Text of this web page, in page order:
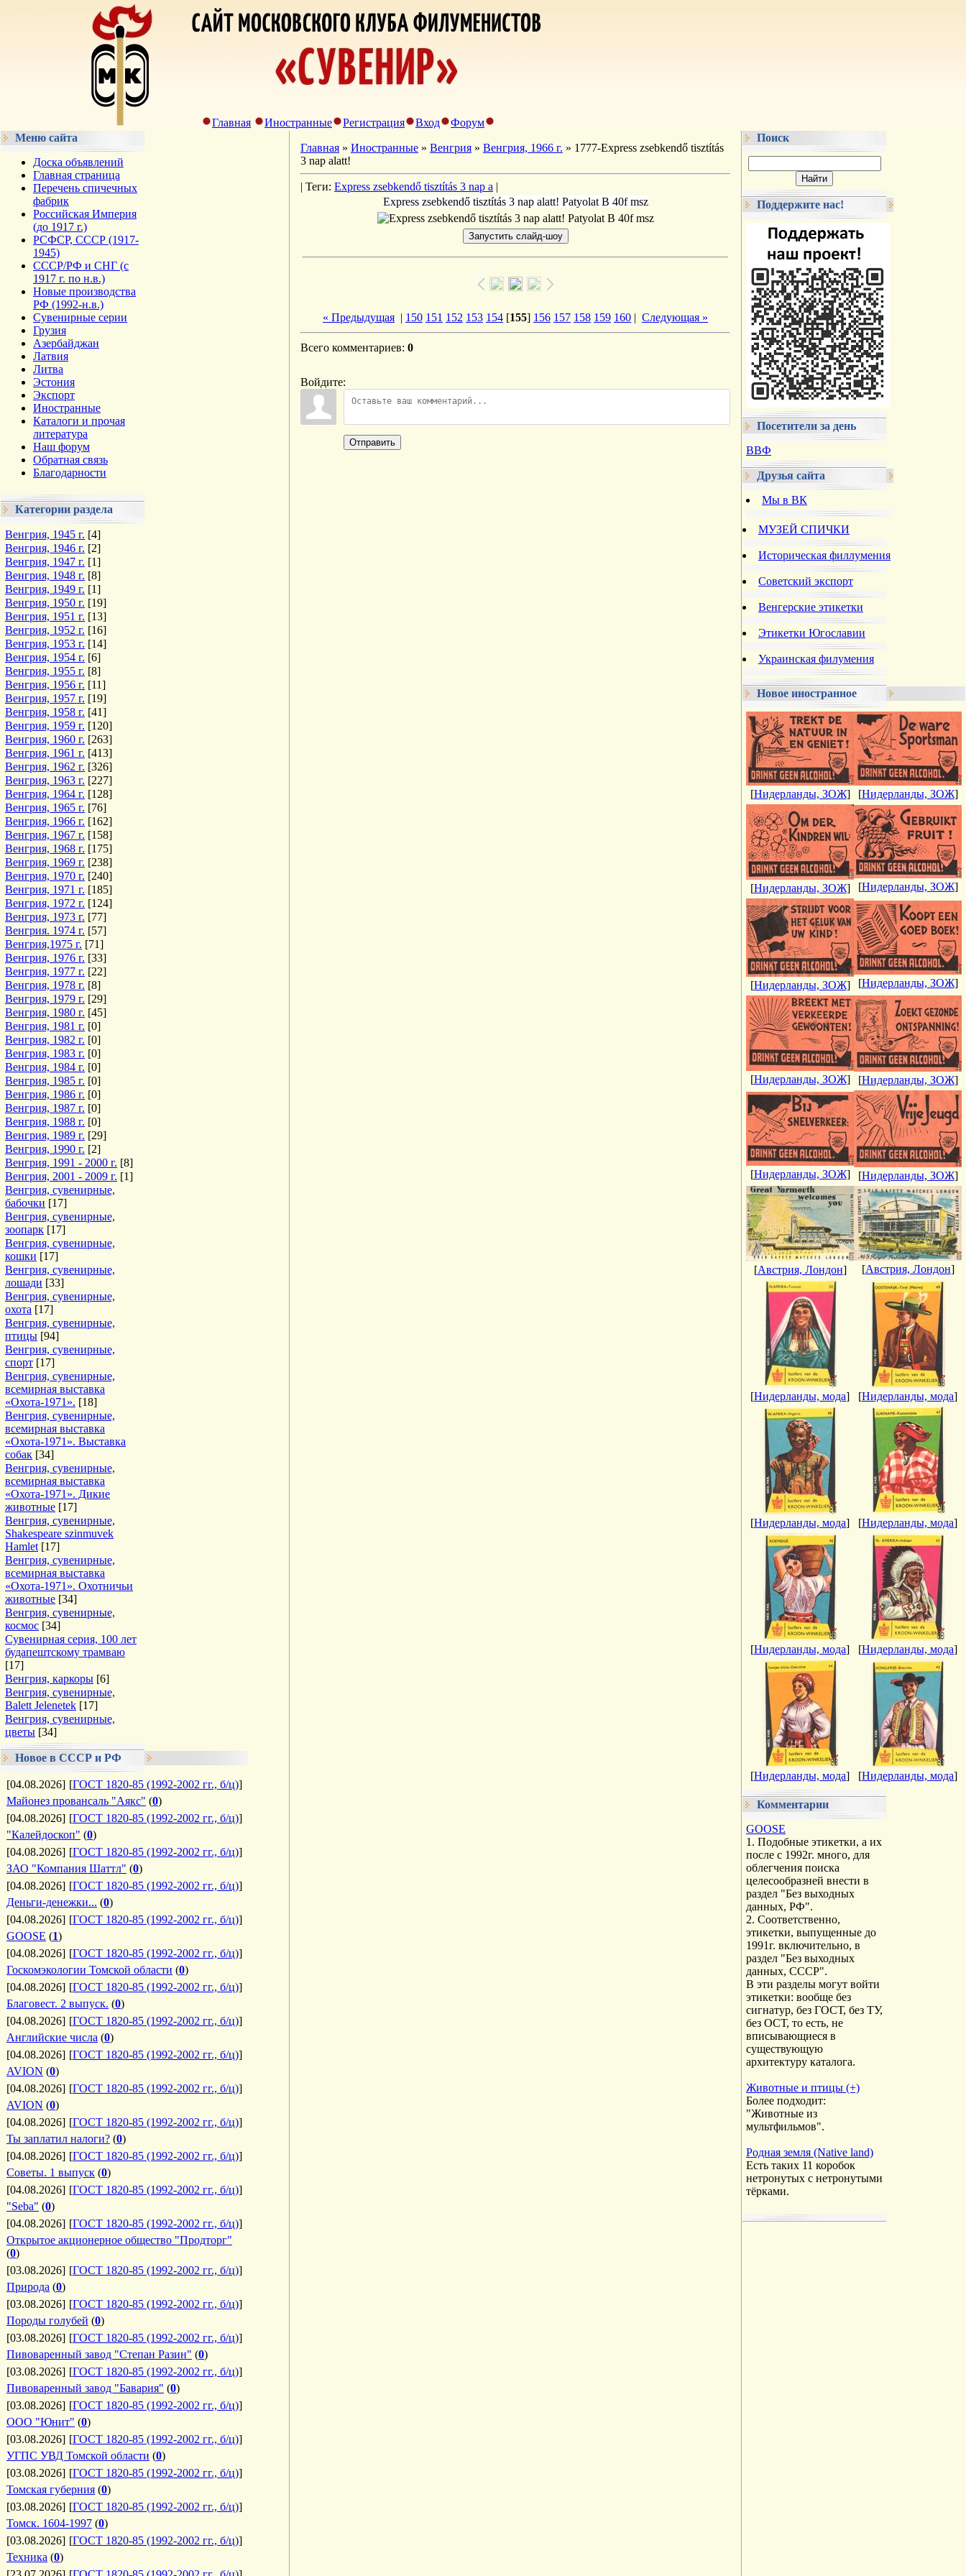
Главная Иностранные Регистрация Вход
Форум
Меню сайта
Доска объявлений
Главная страница
Перечень спичечных
фабрик
Российская Империя
(до 1917 г.)
РСФСР, СССР (1917-
1945)
СССР/РФ и СНГ (с
1917 г. по н.в.)
Новые производства
РФ (1992-н.в.)
Сувенирные серии
Грузия
Азербайджан
Латвия
Литва
Эстония
Экспорт
Иностранные
Каталоги и прочая
литература
Наш форум
Обратная связь
Благодарности
Категории раздела
Венгрия, 1945 г. [4]
Венгрия, 1946 г. [2]
Венгрия, 1947 г. [1]
Венгрия, 1948 г. [8]
Венгрия, 1949 г. [1]
Венгрия, 1950 г. [19]
Венгрия, 1951 г. [13]
Венгрия, 1952 г. [16]
Венгрия, 1953 г. [14]
Венгрия, 1954 г. [6]
Венгрия, 1955 г. [8]
Венгрия, 1956 г. [11]
Венгрия, 1957 г. [19]
Венгрия, 1958 г. [41]
Венгрия, 1959 г. [120]
Венгрия, 1960 г. [263]
Венгрия, 1961 г. [413]
Венгрия, 1962 г. [326]
Венгрия, 1963 г. [227]
Венгрия, 1964 г. [128]
Венгрия, 1965 г. [76]
Венгрия, 1966 г. [162]
Венгрия, 1967 г. [158]
Венгрия, 1968 г. [175]
Венгрия, 1969 г. [238]
Венгрия, 1970 г. [240]
Венгрия, 1971 г. [185]
Венгрия, 1972 г. [124]
Венгрия, 1973 г. [77]
Венгрия. 1974 г. [57]
Венгрия,1975 г. [71]
Венгрия, 1976 г. [33]
Венгрия, 1977 г. [22]
Венгрия, 1978 г. [8]
Венгрия, 1979 г. [29]
Венгрия, 1980 г. [45]
Венгрия, 1981 г. [0]
Венгрия, 1982 г. [0]
Венгрия, 1983 г. [0]
Венгрия, 1984 г. [0]
Венгрия, 1985 г. [0]
Венгрия, 1986 г. [0]
Венгрия, 1987 г. [0]
Венгрия, 1988 г. [0]
Венгрия, 1989 г. [29]
Венгрия, 1990 г. [2]
Венгрия, 1991 - 2000 г. [8]
Венгрия, 2001 - 2009 г. [1]
Венгрия, сувенирные,
бабочки [17]
Венгрия, сувенирные,
зоопарк [17]
Венгрия, сувенирные,
кошки [17]
Венгрия, сувенирные,
лошади [33]
Венгрия, сувенирные,
охота [17]
Венгрия, сувенирные,
птицы [94]
Венгрия, сувенирные,
спорт [17]
Венгрия, сувенирные,
всемирная выставка
«Охота-1971». [18]
Венгрия, сувенирные,
всемирная выставка
«Охота-1971». Выставка
собак [34]
Венгрия, сувенирные,
всемирная выставка
«Охота-1971». Дикие
животные [17]
Венгрия, сувенирные,
Shakespeare szinmuvek
Hamlet [17]
Венгрия, сувенирные,
всемирная выставка
«Охота-1971». Охотничьи
животные [34]
Венгрия, сувенирные,
космос [34]
Сувенирная серия, 100 лет
будапештскому трамваю
[17]
Венгрия, каркоры [6]
Венгрия, сувенирные,
Balett Jelenetek [17]
Венгрия, сувенирные,
цветы [34]
Новое в СССР и РФ
[04.08.2026] [ГОСТ 1820-85 (1992-2002 гг., б/ц)]
Майонез провансаль "Аякс" (0)
[04.08.2026] [ГОСТ 1820-85 (1992-2002 гг., б/ц)]
"Калейдоскоп" (0)
[04.08.2026] [ГОСТ 1820-85 (1992-2002 гг., б/ц)]
ЗАО "Компания Шаттл" (0)
[04.08.2026] [ГОСТ 1820-85 (1992-2002 гг., б/ц)]
Деньги-денежки... (0)
[04.08.2026] [ГОСТ 1820-85 (1992-2002 гг., б/ц)]
GOOSE (1)
[04.08.2026] [ГОСТ 1820-85 (1992-2002 гг., б/ц)]
Госкомэкологии Томской области (0)
[04.08.2026] [ГОСТ 1820-85 (1992-2002 гг., б/ц)]
Благовест. 2 выпуск. (0)
[04.08.2026] [ГОСТ 1820-85 (1992-2002 гг., б/ц)]
Английские числа (0)
[04.08.2026] [ГОСТ 1820-85 (1992-2002 гг., б/ц)]
AVION (0)
[04.08.2026] [ГОСТ 1820-85 (1992-2002 гг., б/ц)]
AVION (0)
[04.08.2026] [ГОСТ 1820-85 (1992-2002 гг., б/ц)]
Ты заплатил налоги? (0)
[04.08.2026] [ГОСТ 1820-85 (1992-2002 гг., б/ц)]
Советы. 1 выпуск (0)
[04.08.2026] [ГОСТ 1820-85 (1992-2002 гг., б/ц)]
"Seba" (0)
[04.08.2026] [ГОСТ 1820-85 (1992-2002 гг., б/ц)]
Открытое акционерное общество "Продторг"
(0)
[03.08.2026] [ГОСТ 1820-85 (1992-2002 гг., б/ц)]
Природа (0)
[03.08.2026] [ГОСТ 1820-85 (1992-2002 гг., б/ц)]
Породы голубей (0)
[03.08.2026] [ГОСТ 1820-85 (1992-2002 гг., б/ц)]
Пивоваренный завод "Степан Разин" (0)
[03.08.2026] [ГОСТ 1820-85 (1992-2002 гг., б/ц)]
Пивоваренный завод "Бавария" (0)
[03.08.2026] [ГОСТ 1820-85 (1992-2002 гг., б/ц)]
ООО "Юнит" (0)
[03.08.2026] [ГОСТ 1820-85 (1992-2002 гг., б/ц)]
УГПС УВД Томской области (0)
[03.08.2026] [ГОСТ 1820-85 (1992-2002 гг., б/ц)]
Томская губерния (0)
[03.08.2026] [ГОСТ 1820-85 (1992-2002 гг., б/ц)]
Томск. 1604-1997 (0)
[03.08.2026] [ГОСТ 1820-85 (1992-2002 гг., б/ц)]
Техника (0)
Главная » Иностранные » Венгрия » Венгрия, 1966 г. » 1777-Express zsebkendő tisztítás
3 nap alatt!
| Теги: Express zsebkendő tisztítás 3 nap a |
Express zsebkendő tisztítás 3 nap alatt! Patyolat B 40f msz
« Предыдущая | 150 151 152 153 154 [155] 156 157 158 159 160 | Следующая »
Всего комментариев: 0
Войдите:
Отправить
Поиск
Поддержите нас!
Посетители за день
ВВФ
Друзья сайта
Мы в ВК
МУЗЕЙ СПИЧКИ
Историческая филлумения
Советский экспорт
Венгерские этикетки
Этикетки Югославии
Украинская филумения
Новое иностранное
[Нидерланды, ЗОЖ] [Нидерланды, ЗОЖ]
[Нидерланды, ЗОЖ] [Нидерланды, ЗОЖ]
[Нидерланды, ЗОЖ] [Нидерланды, ЗОЖ]
[Нидерланды, ЗОЖ] [Нидерланды, ЗОЖ]
[Нидерланды, ЗОЖ] [Нидерланды, ЗОЖ]
[Австрия, Лондон] [Австрия, Лондон]
[Нидерланды, мода] [Нидерланды, мода]
[Нидерланды, мода] [Нидерланды, мода]
[Нидерланды, мода] [Нидерланды, мода]
[Нидерланды, мода] [Нидерланды, мода]
Комментарии
GOOSE
1. Подобные этикетки, а их
после с 1992г. много, для
облегчения поиска
целесообразней внести в
раздел "Без выходных
данных, РФ".
2. Соответственно,
этикетки, выпущенные до
1991г. включительно, в
раздел "Без выходных
данных, СССР".
В эти разделы могут войти
этикетки: вообще без
сигнатур, без ГОСТ, без ТУ,
без ОСТ, то есть, не
вписывающиеся в
существующую
архитектуру каталога.
Животные и птицы (+)
Более подходит:
"Животные из
мультфильмов".
Родная земля (Native land)
Есть таких 11 коробок
нетронутых с нетронутыми
тёрками.